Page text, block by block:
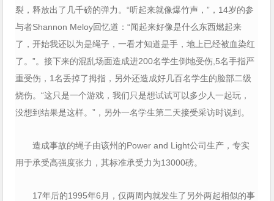
裂，释放出了几千磅的弹力。“听起来就像爆竹声，”，14岁的参
与者Shannon Meloy回忆道：“闻起来好像是什么东西燃起来
了，开始我还以为是绳子，一看才知道是手，地上已经被血染红
了。”。接下来的混乱场面造成进200名学生倒地受伤,5名手指严
重受伤，1名丢掉了拇指，另外还造成好几百名学生的脸部二级
烧伤。“这只是一个游戏，我们只是想试试可以多少人一起玩，
没想到结果是这样。”，另外一名学生第二天接受采访时说到。
造成事故的绳子由该州的Power and Light公司生产，专实
用于承受高强度张力，其标准承受力为13000磅。
17年后的1995年6月，仅两周内就发生了另外两起相似的事